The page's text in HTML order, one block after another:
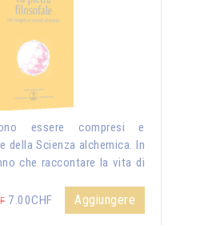
essere compresi e
della Scienza alchemica. In
che raccontare la vita di
7.00CHF Aggiungere